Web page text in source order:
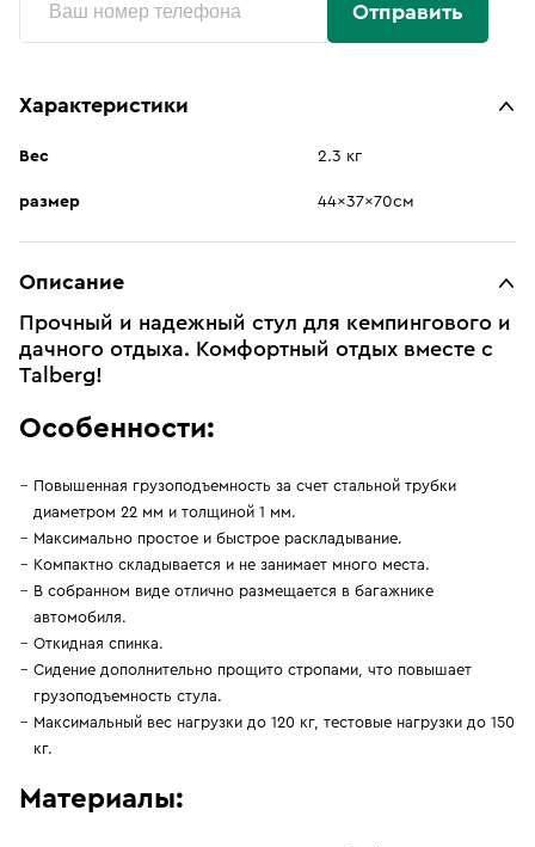
Отправить
Характеристики
Вес 2.3 кг
размер 44x37x70см
Описание
Прочный и надежный стул для кемпингового и
дачного отдыха. Комфортный отдых вместе с
Talberg!
Особенности:
Повышенная грузоподъемность за счет стальной трубки
диаметром 22 мм и толщиной 1 мм.
Максимально простое и быстрое раскладывание.
Компактно складывается и не занимает много места.
В собранном виде отлично размещается в багажнике
автомобиля.
Откидная спинка.
Сидение дополнительно прощито стропами, что повышает
грузоподъемность стула.
Максимальный вес нагрузки до 120 кг, тестовые нагрузки до 150
кг.
Материалы: